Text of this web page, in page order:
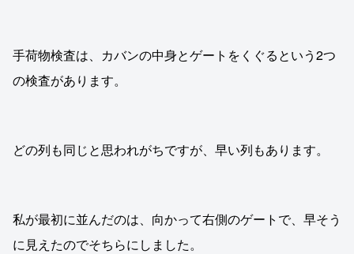
手荷物検査は、カバンの中身とゲートをくぐるという2つ
の検査があります。
どの列も同じと思われがちですが、早い列もあります。
私が最初に並んだのは、向かって右側のゲートで、早そう
に見えたのでそちらにしました。